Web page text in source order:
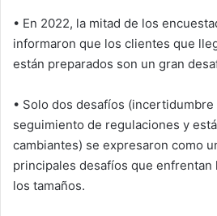
• En 2022, la mitad de los
informaron que los clientes que
están preparados son un gran
• Solo dos desafíos
seguimiento de regulaciones y
cambiantes) se expresaron como
principales desafíos que enfrentan
los tamaños.